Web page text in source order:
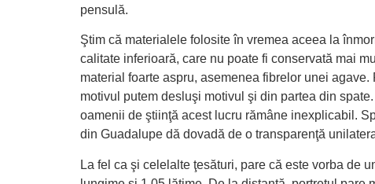
pensulă.
Ştim că materialele folosite în vremea aceea la
calitate inferioară, care nu poate fi conservată mai
material foarte aspru, asemenea fibrelor unei
motivul putem desluşi motivul şi din partea din
oamenii de ştiinţă acest lucru rămâne inexplicabil.
din Guadalupe dă dovadă de o transparenţă
La fel ca şi celelalte ţesături, pare că este vorba de